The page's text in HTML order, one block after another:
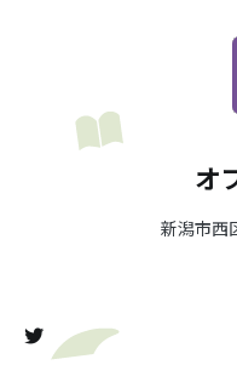
オ
新潟市西